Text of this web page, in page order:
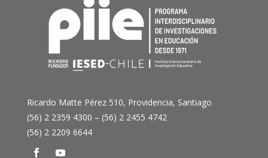
Ricardo Matte Pérez 510, Providencia, Santiago
(56) 2 2359 4300 – (56) 2 2455 4742
(56) 2 2209 6644